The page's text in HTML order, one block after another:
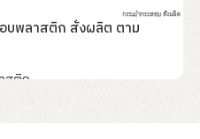
อบพลาสติก สั่งผลิต ตาม
สติก